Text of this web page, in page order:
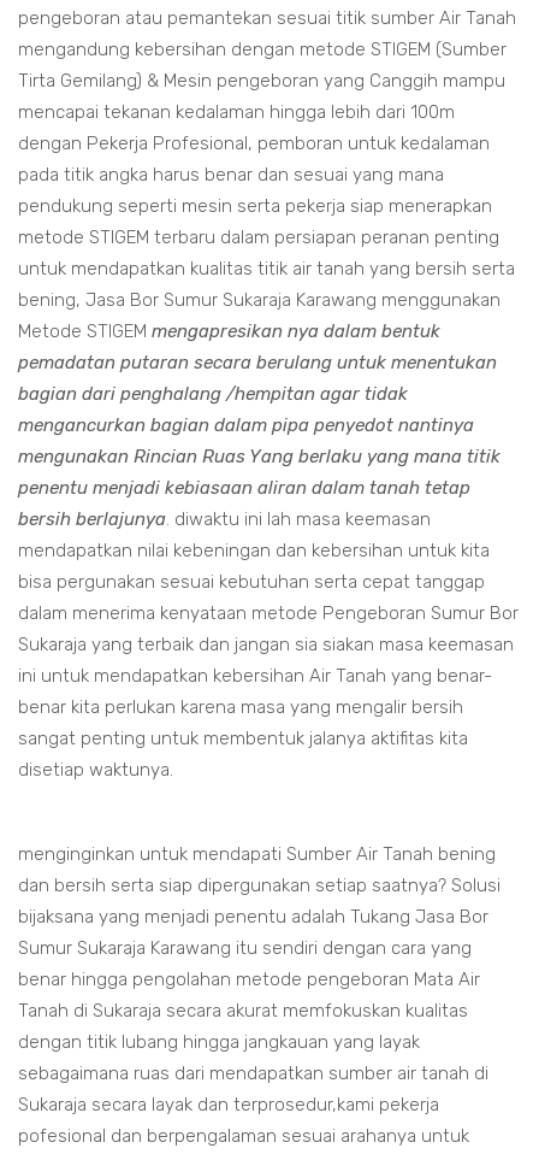
pengeboran atau pemantekan sesuai titik sumber Air Tanah
mengandung kebersihan dengan metode STIGEM (Sumber
Tirta Gemilang) & Mesin pengeboran yang Canggih mampu
mencapai tekanan kedalaman hingga lebih dari 100m
dengan Pekerja Profesional, pemboran untuk kedalaman
pada titik angka harus benar dan sesuai yang mana
pendukung seperti mesin serta pekerja siap menerapkan
metode STIGEM terbaru dalam persiapan peranan penting
untuk mendapatkan kualitas titik air tanah yang bersih serta
bening, Jasa Bor Sumur Sukaraja Karawang menggunakan
Metode STIGEM mengapresikan nya dalam bentuk
pemadatan putaran secara berulang untuk menentukan
bagian dari penghalang /hempitan agar tidak
mengancurkan bagian dalam pipa penyedot nantinya
mengunakan Rincian Ruas Yang berlaku yang mana titik
penentu menjadi kebiasaan aliran dalam tanah tetap
bersih berlajunya. diwaktu ini lah masa keemasan
mendapatkan nilai kebeningan dan kebersihan untuk kita
bisa pergunakan sesuai kebutuhan serta cepat tanggap
dalam menerima kenyataan metode Pengeboran Sumur Bor
Sukaraja yang terbaik dan jangan sia siakan masa keemasan
ini untuk mendapatkan kebersihan Air Tanah yang benar-
benar kita perlukan karena masa yang mengalir bersih
sangat penting untuk membentuk jalanya aktifitas kita
disetiap waktunya.
menginginkan untuk mendapati Sumber Air Tanah bening
dan bersih serta siap dipergunakan setiap saatnya? Solusi
bijaksana yang menjadi penentu adalah Tukang Jasa Bor
Sumur Sukaraja Karawang itu sendiri dengan cara yang
benar hingga pengolahan metode pengeboran Mata Air
Tanah di Sukaraja secara akurat memfokuskan kualitas
dengan titik lubang hingga jangkauan yang layak
sebagaimana ruas dari mendapatkan sumber air tanah di
Sukaraja secara layak dan terprosedur,kami pekerja
pofesional dan berpengalaman sesuai arahanya untuk